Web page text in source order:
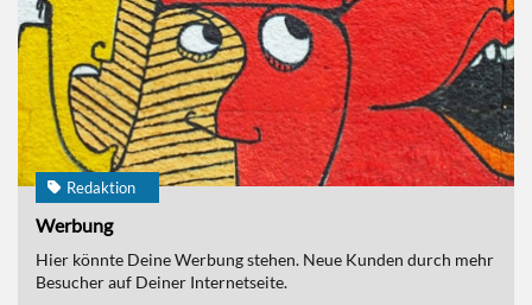
Redaktion
Werbung
Hier könnte Deine Werbung stehen. Neue Kunden durch mehr
Besucher auf Deiner Internetseite.